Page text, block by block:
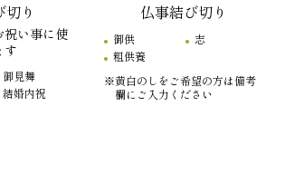
り
祝い事に使
す
御見舞
結婚内祝
仏事結び切り
御供
志
粗供養
※黄白のしをご希望の方は備考
欄にご入力ください